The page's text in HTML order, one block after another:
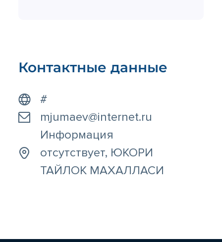
Контактные данные
#
mjumaev@internet.ru
Информация
отсутствует, ЮКОРИ
ТАЙЛОК МАХАЛЛАСИ